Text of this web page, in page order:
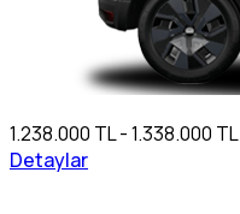
1.238.000 TL - 1.338.000 TL
Detaylar